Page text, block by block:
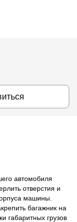
автомобиля
отверстия и
машины.
багажник на
габаритных грузов